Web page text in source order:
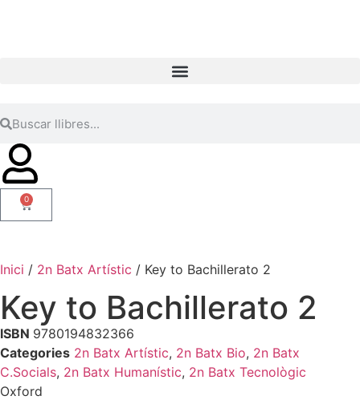
0
Inici / 2n Batx Artístic / Key to Bachillerato 2
Key to Bachillerato 2
ISBN 9780194832366
Categories 2n Batx Artístic, 2n Batx Bio, 2n Batx
C.Socials, 2n Batx Humanístic, 2n Batx Tecnològic
Oxford